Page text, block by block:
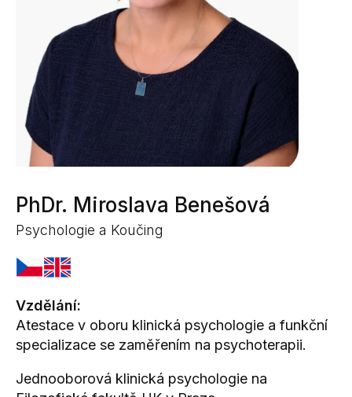
PhDr. Miroslava Benešová
Psychologie a Koučing
Vzdělání:
Atestace v oboru klinická psychologie a funkční
specializace se zaměřením na psychoterapii.
Jednooborová klinická psychologie na